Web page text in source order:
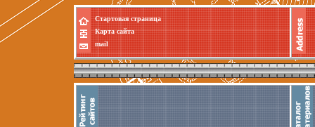
Стартовая страница
Карта сайта
mail